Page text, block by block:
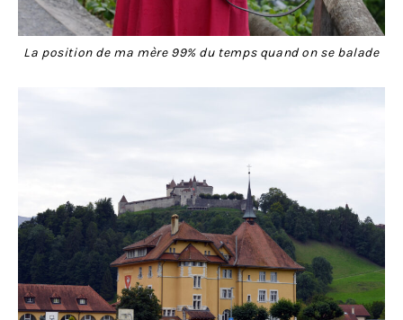
La position de ma mère 99% du temps quand on se balade